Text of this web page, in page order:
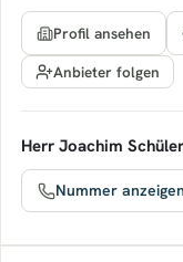
Profil ansehen
Anbieter folgen
Herr Joachim Schüler
Nummer anzeigen